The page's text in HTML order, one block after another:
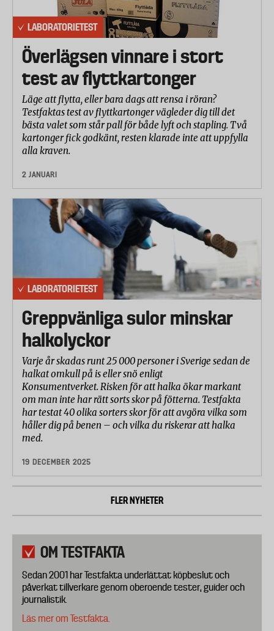
LABORATORIETEST
Överlägsen vinnare i stort
test av flyttkartonger
Läge att flytta, eller bara dags att rensa i röran?
Testfaktas test av flyttkartonger vägleder dig till det
bästa valet som står pall för både lyft och stapling. Två
kartonger fick godkänt, resten klarade inte att uppfylla
alla kraven.
2 JANUARI
LABORATORIETEST
Greppvänliga sulor minskar
halkolyckor
Varje år skadas runt 25 000 personer i Sverige sedan de
halkat omkull på is eller snö enligt
Konsumentverket. Risken för att halka ökar markant
om man inte har rätt sorts skor på fötterna. Testfakta
har testat 40 olika sorters skor för att avgöra vilka som
håller dig på benen – och vilka du riskerar att halka
med.
19 DECEMBER 2025
FLER NYHETER
OM TESTFAKTA
Sedan 2001 har Testfakta underlättat köpbeslut och
påverkat tillverkare genom oberoende tester, guider och
journalistik.
Läs mer om Testfakta.